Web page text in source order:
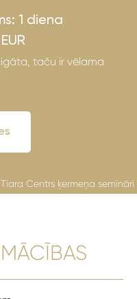
1 diena
taču ir vēlama
Centrs ķermeņa semināri